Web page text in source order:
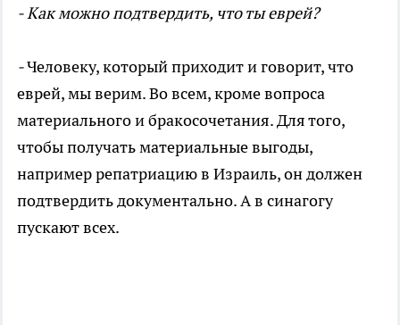
- Как можно подтвердить, что ты еврей?
-Человеку, который приходит и говорит, что
еврей, мы верим. Во всем, кроме вопроса
материального и бракосочетания. Для того,
чтобы получать материальные выгоды,
например репатриацию в Израиль, он должен
подтвердить документально. А в синагогу
пускают всех.